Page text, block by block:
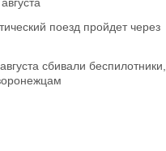
поезд пройдет через
сбивали беспилотники,